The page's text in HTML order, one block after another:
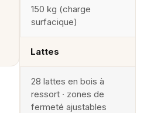
150 kg (charge
surfacique)
Lattes
28 lattes en bois à
ressort · zones de
fermeté ajustables